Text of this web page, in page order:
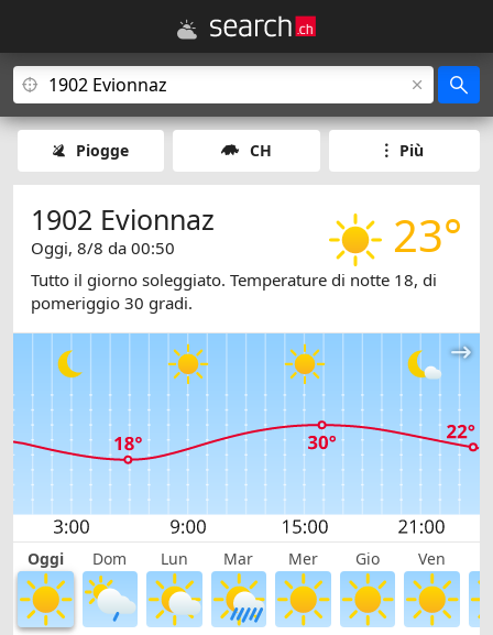
Piogge CH Più
23°
1902 Evionnaz
Oggi, 8/8 da 00:50
Tutto il giorno soleggiato. Temperature di notte 18, di
pomeriggio 30 gradi.
Oggi Dom Lun Mar Mer Gio Ven